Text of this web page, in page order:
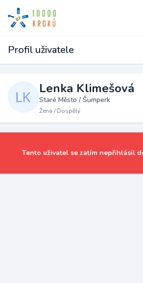
Profil uživatele
Lenka Klimešová
Staré Město / Šumperk
Žena / Dospělý
Tento uživatel se zatím nepřihlásil